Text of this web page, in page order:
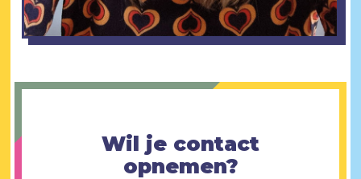
Wil je contact
opnemen?